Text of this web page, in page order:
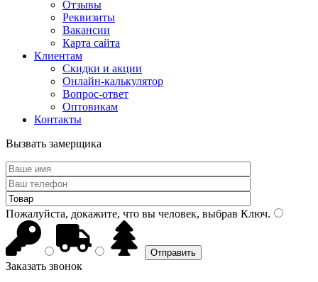
Отзывы
Реквизиты
Вакансии
Карта сайта
Клиентам
Скидки и акции
Онлайн-калькулятор
Вопрос-ответ
Оптовикам
Контакты
Вызвать замерщика
Пожалуйста, докажите, что вы человек, выбрав Ключ.
Заказать звонок